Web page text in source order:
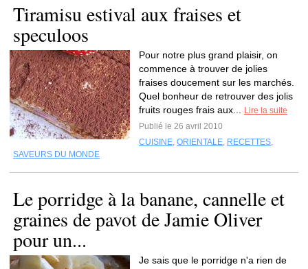
Tiramisu estival aux fraises et
speculoos
Pour notre plus grand plaisir, on
commence à trouver de jolies
fraises doucement sur les marchés.
Quel bonheur de retrouver des jolis
fruits rouges frais aux...
Lire la suite
Publié le 26 avril 2010
CUISINE, ORIENTALE, RECETTES,
SAVEURS DU MONDE
Le porridge à la banane, cannelle et
graines de pavot de Jamie Oliver
pour un...
Je sais que le porridge n'a rien de